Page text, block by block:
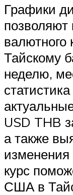
Графики
позволяют
Тайскому
неделю,
USD THB
а также
изменения
курс
США в